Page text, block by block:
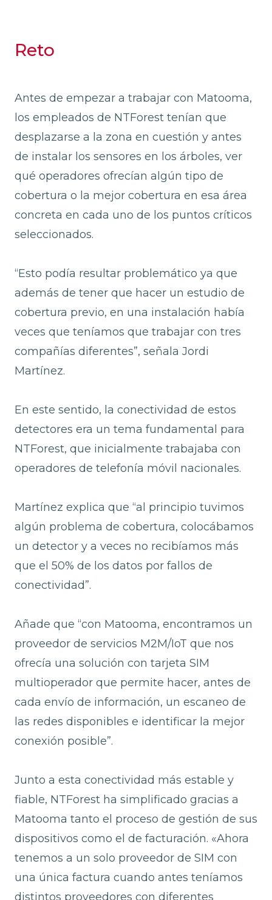
Reto
Antes de empezar a trabajar con Matooma,
los empleados de NTForest tenían que
desplazarse a la zona en cuestión y antes
de instalar los sensores en los árboles, ver
qué operadores ofrecían algún tipo de
cobertura o la mejor cobertura en esa área
concreta en cada uno de los puntos críticos
seleccionados.
“Esto podía resultar problemático ya que
además de tener que hacer un estudio de
cobertura previo, en una instalación había
veces que teníamos que trabajar con tres
compañías diferentes”, señala Jordi
Martínez.
En este sentido, la conectividad de estos
detectores era un tema fundamental para
NTForest, que inicialmente trabajaba con
operadores de telefonía móvil nacionales.
Martínez explica que “al principio tuvimos
algún problema de cobertura, colocábamos
un detector y a veces no recibíamos más
que el 50% de los datos por fallos de
conectividad”.
Añade que “con Matooma, encontramos un
proveedor de servicios M2M/IoT que nos
ofrecía una solución con tarjeta SIM
multioperador que permite hacer, antes de
cada envío de información, un escaneo de
las redes disponibles e identificar la mejor
conexión posible”.
Junto a esta conectividad más estable y
fiable, NTForest ha simplificado gracias a
Matooma tanto el proceso de gestión de sus
dispositivos como el de facturación. «Ahora
tenemos a un solo proveedor de SIM con
una única factura cuando antes teníamos
distintos proveedores con diferentes